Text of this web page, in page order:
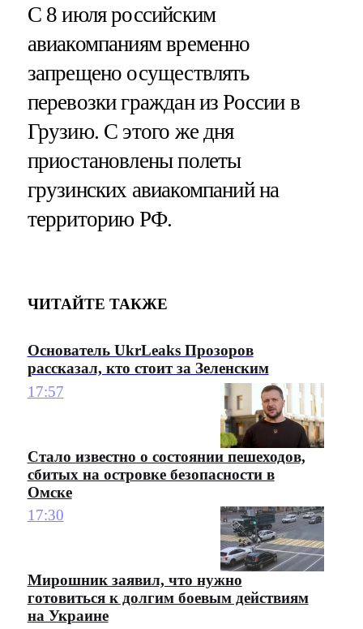
С 8 июля российским
авиакомпаниям временно
запрещено осуществлять
перевозки граждан из России в
Грузию. С этого же дня
приостановлены полеты
грузинских авиакомпаний на
территорию РФ.
ЧИТАЙТЕ ТАКЖЕ
Основатель UkrLeaks Прозоров
рассказал, кто стоит за Зеленским
17:57
Стало известно о состоянии пешеходов,
сбитых на островке безопасности в
Омске
17:30
Мирошник заявил, что нужно
готовиться к долгим боевым действиям
на Украине